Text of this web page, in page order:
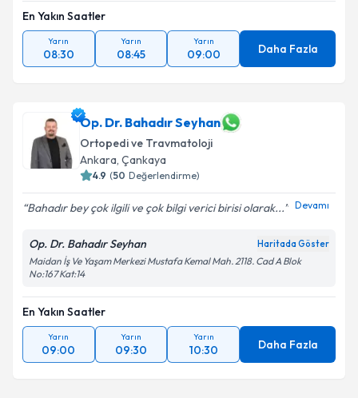
En Yakın Saatler
Yarın
08:30
Yarın
08:45
Yarın
09:00 Daha Fazla
Op. Dr. Bahadır Seyhan
Ortopedi ve Travmatoloji
Ankara, Çankaya
4.9 (50 Değerlendirme)
Bahadır bey çok ilgili ve çok bilgi verici birisi olarak... Devamı
Op. Dr. Bahadır Seyhan Haritada Göster
Maidan İş Ve Yaşam Merkezi Mustafa Kemal Mah. 2118. Cad A Blok
No:167 Kat:14
En Yakın Saatler
Yarın
09:00
Yarın
09:30
Yarın
10:30 Daha Fazla